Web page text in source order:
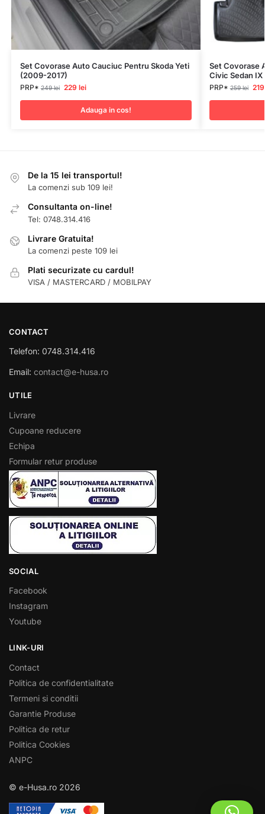
Set Covorase Auto Cauciuc Pentru Skoda Yeti
(2009-2017)
PRP*249lei 229 lei
Adauga in cos!
Set Covorase
Civic Sedan IX
PRP*259lei
De la 15 lei transportul!
La comenzi sub 109 lei!
Consultanta on-line!
Tel: 0748.314.416
Livrare Gratuita!
La comenzi peste 109 lei
Plati securizate cu cardul!
VISA / MASTERCARD / MOBILPAY
CONTACT
Telefon: 0748.314.416
Email: contact@e-husa.ro
UTILE
Livrare
Cupoane reducere
Echipa
Formular retur produse
SOCIAL
Facebook
Instagram
Youtube
LINK-URI
Contact
Politica de confidentialitate
Termeni si conditii
Garantie Produse
Politica de retur
Politica Cookies
ANPC
© e-Husa.ro 2026